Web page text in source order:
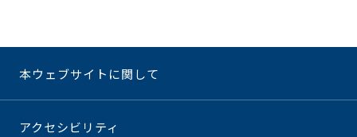
本ウェブサイトに関して
アクセシビリティ